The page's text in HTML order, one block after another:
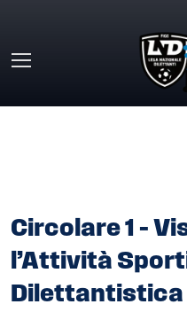
Circolare 1 –
l’Attività
Dilettantistica